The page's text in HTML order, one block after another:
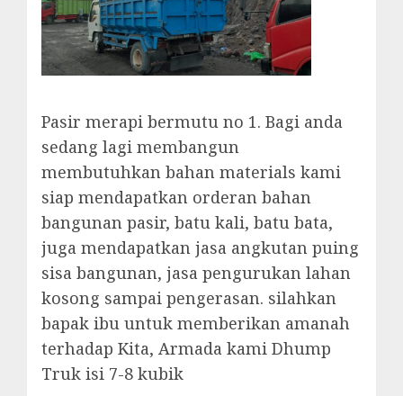
Pasir merapi bermutu no 1. Bagi anda
sedang lagi membangun
membutuhkan bahan materials kami
siap mendapatkan orderan bahan
bangunan pasir, batu kali, batu bata,
juga mendapatkan jasa angkutan puing
sisa bangunan, jasa pengurukan lahan
kosong sampai pengerasan. silahkan
bapak ibu untuk memberikan amanah
terhadap Kita, Armada kami Dhump
Truk isi 7-8 kubik